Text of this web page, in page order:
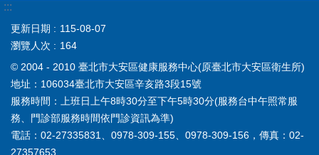
:::
更新日期
115-08-07
瀏覽人次
164
© 2004 - 2010 臺北市大安區健康服務中心(原臺北市大安區衛生所)
地址：106034臺北市大安區辛亥路3段15號
服務時間：上班日上午8時30分至下午5時30分(服務台中午照常服
務、門診部服務時間依門診資訊為準)
電話：02-27335831、0978-309-155、0978-309-156，傳真：02-
27357653